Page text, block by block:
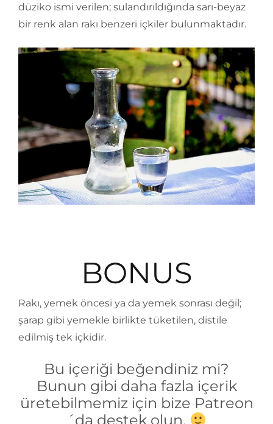
düziko ismi verilen; sulandırıldığında sarı-beyaz
bir renk alan rakı benzeri içkiler bulunmaktadır.
BONUS
Rakı, yemek öncesi ya da yemek sonrası değil;
şarap gibi yemekle birlikte tüketilen, distile
edilmiş tek içkidir.
Bu içeriği beğendiniz mi?
Bunun gibi daha fazla içerik
üretebilmemiz için bize Patreon
´da destek olun.